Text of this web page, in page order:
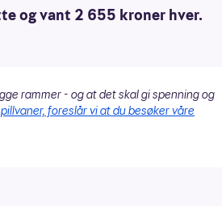
og vant 2 655 kroner hver.
rammer - og at det skal gi spenning og
foreslår vi at du besøker våre